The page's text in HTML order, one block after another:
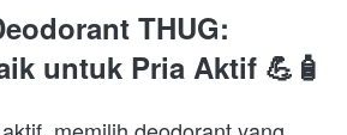
THUG:
untuk Pria Aktif 💪🧴